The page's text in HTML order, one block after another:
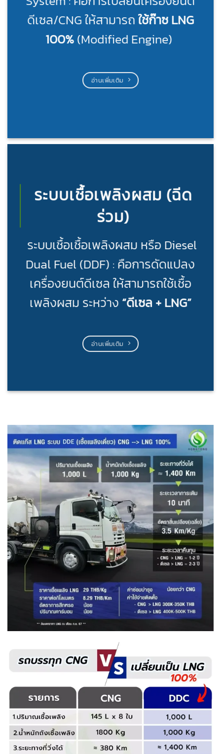
ดีเซล/CNG ให้สามารถใช้ก๊าซLNG
100%(Modified Engine)
อ่านเพิ่มเติม
ระบบเชื้อเพลิงผสม (ฉีด
ร่วม)
ระบบเชื้อเชื้อเพลิงผสม หรือ Diesel
Dual Fuel (DDF) : คือการดัดแปลง
เครื่องยนต์ดีเซล ให้สามารถใช้เชื้อ
เพลิงผสม ระหว่าง “ดีเซล + LNG”
อ่านเพิ่มเติม